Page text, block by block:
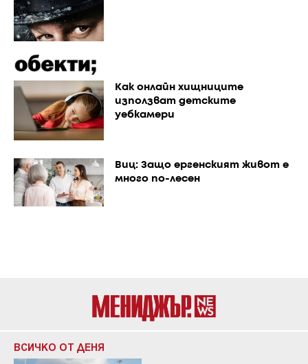
Как онлайн хищниците
използват детските
уебкамери
Виц: Защо ергенският живот е
много по-лесен
ВСИЧКО ОТ ДЕНЯ